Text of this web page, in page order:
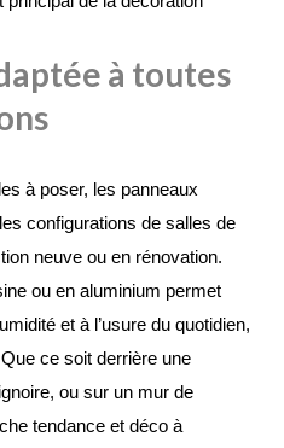
à toutes
à poser, les panneaux
configurations de salles de
neuve ou en rénovation.
ou en aluminium permet
et à l’usure du quotidien,
ce soit derrière une
ou sur un mur de
tendance et déco à